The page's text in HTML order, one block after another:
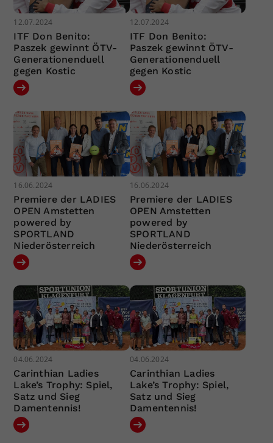
12.07.2024
ITF Don Benito:
Paszek gewinnt ÖTV-
Generationenduell
gegen Kostic
12.07.2024
ITF Don Benito:
Paszek gewinnt ÖTV-
Generationenduell
gegen Kostic
16.06.2024
Premiere der LADIES
OPEN Amstetten
powered by
SPORTLAND
Niederösterreich
16.06.2024
Premiere der LADIES
OPEN Amstetten
powered by
SPORTLAND
Niederösterreich
04.06.2024
Carinthian Ladies
Lake’s Trophy: Spiel,
Satz und Sieg
Damentennis!
04.06.2024
Carinthian Ladies
Lake’s Trophy: Spiel,
Satz und Sieg
Damentennis!